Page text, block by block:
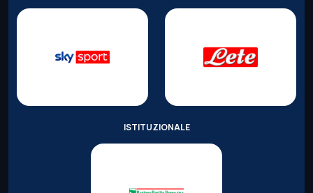
ISTITUZIONALE